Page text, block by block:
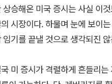
상승해온 미국 증시는 사실 이
시장이다. 하물며 눈에 보이
임기를 끝낼 것으로 생각되진
미 증시가 격렬하게 흔들리